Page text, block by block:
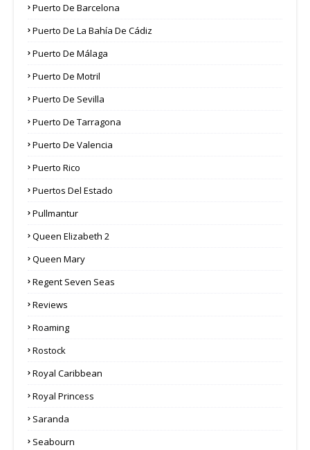
Puerto De Barcelona
Puerto De La Bahía De Cádiz
Puerto De Málaga
Puerto De Motril
Puerto De Sevilla
Puerto De Tarragona
Puerto De Valencia
Puerto Rico
Puertos Del Estado
Pullmantur
Queen Elizabeth 2
Queen Mary
Regent Seven Seas
Reviews
Roaming
Rostock
Royal Caribbean
Royal Princess
Saranda
Seabourn